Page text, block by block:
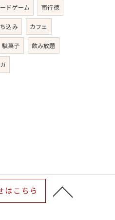
ドゲーム 南行徳
込み カフェ
駄菓子 飲み放題
はこちら